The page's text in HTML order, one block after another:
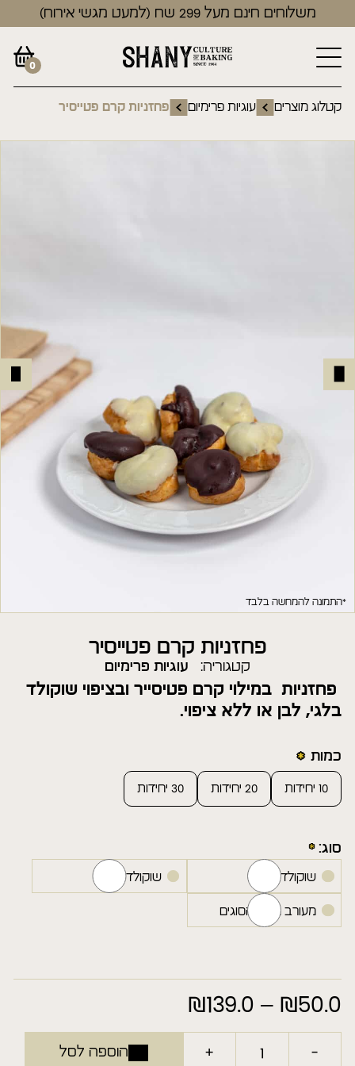
משלוחים חינם מעל 299 שח (למעט מגשי אירוח)
0
קטלוג מוצרים עוגיות פרימיום פחזניות קרם פטייסיר
*התמונה להמחשה בלבד
פחזניות קרם פטייסיר
קטגוריה: עוגיות פרימיום
פחזניות במילוי קרם פטיסייר ובציפוי שוקולד
בלגי, לבן או ללא ציפוי.
כמות
10 יחידות 20 יחידות 30 יחידות
סוג:
שוקולד חלב שוקולד לבן
מעורב משני הסוגים
₪50.0
–
₪139.0
מחירים:
⁦₪50.0⁩
-
+ הוספה לסל